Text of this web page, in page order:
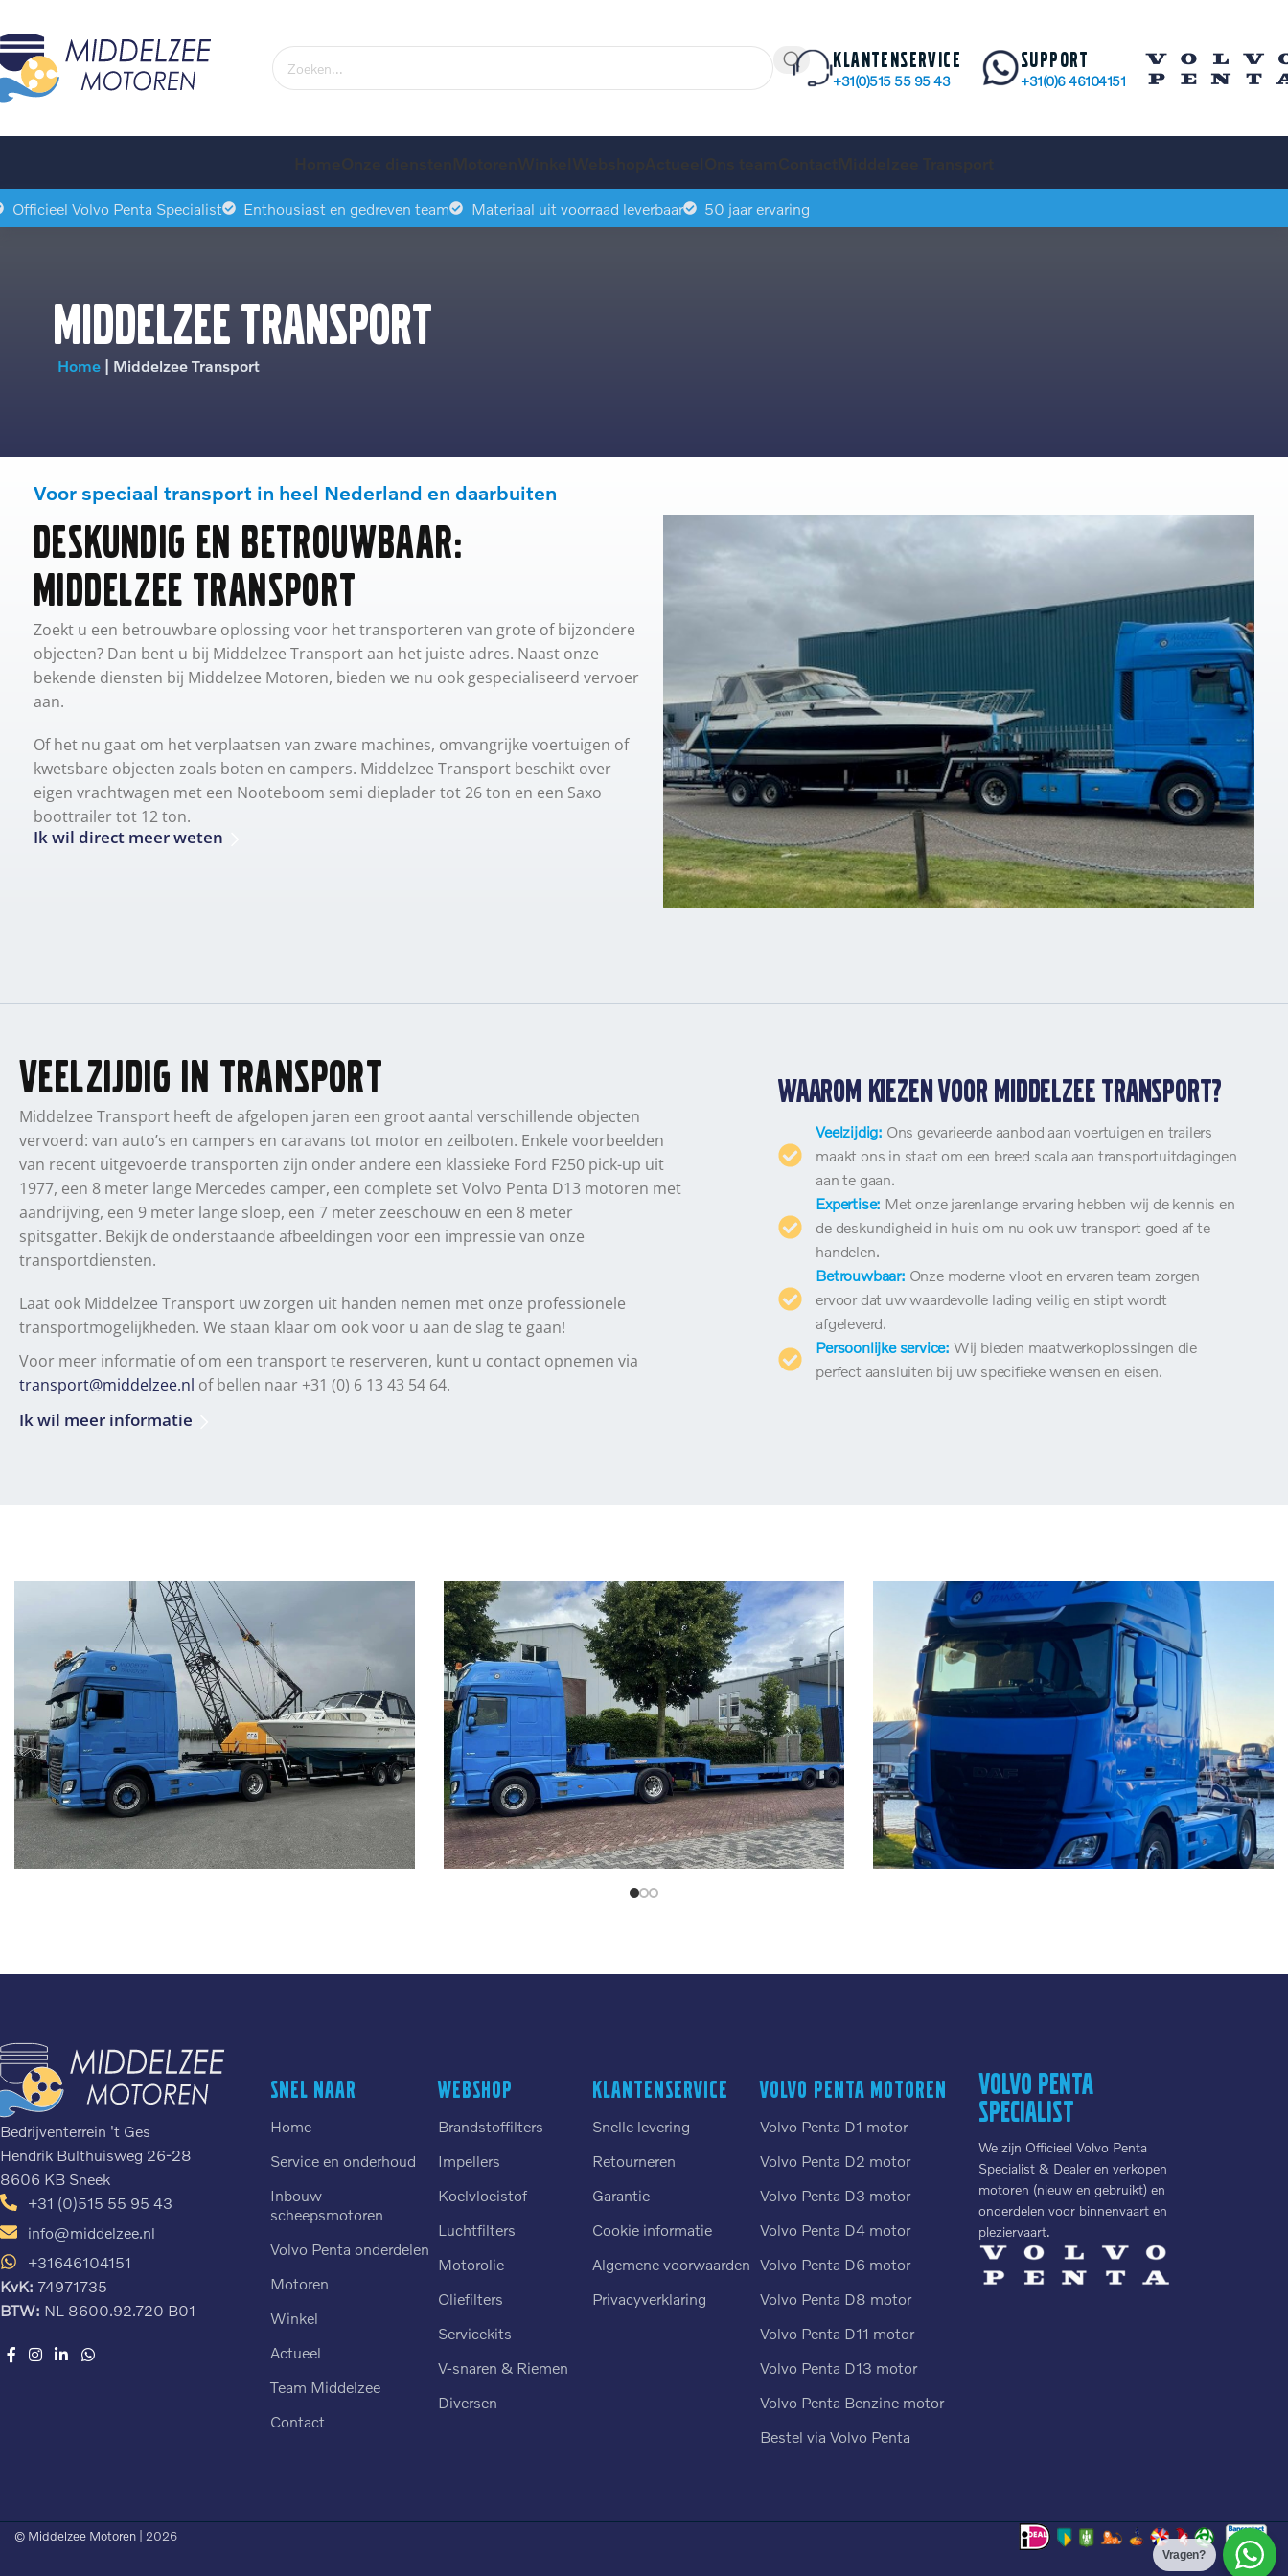
Klantenservice
+31(0)515 55 95 43
Support
+31(0)6 46104151
Officieel Volvo Penta Specialist Enthousiast en gedreven team Materiaal uit voorraad leverbaar 50 jaar ervaring
Middelzee transport
Home | Middelzee Transport
Voor speciaal transport in heel Nederland en daarbuiten
Deskundig en betrouwbaar:
Middelzee Transport
Zoekt u een betrouwbare oplossing voor het transporteren van grote of bijzondere
objecten? Dan bent u bij Middelzee Transport aan het juiste adres. Naast onze
bekende diensten bij Middelzee Motoren, bieden we nu ook gespecialiseerd vervoer
aan.
Of het nu gaat om het verplaatsen van zware machines, omvangrijke voertuigen of
kwetsbare objecten zoals boten en campers. Middelzee Transport beschikt over
eigen vrachtwagen met een Nooteboom semi dieplader tot 26 ton en een Saxo
boottrailer tot 12 ton.
Ik wil direct meer weten
Veelzijdig in transport
Middelzee Transport heeft de afgelopen jaren een groot aantal verschillende objecten
vervoerd: van auto’s en campers en caravans tot motor en zeilboten. Enkele voorbeelden
van recent uitgevoerde transporten zijn onder andere een klassieke Ford F250 pick-up uit
1977, een 8 meter lange Mercedes camper, een complete set Volvo Penta D13 motoren met
aandrijving, een 9 meter lange sloep, een 7 meter zeeschouw en een 8 meter
spitsgatter. Bekijk de onderstaande afbeeldingen voor een impressie van onze
transportdiensten.
Laat ook Middelzee Transport uw zorgen uit handen nemen met onze professionele
transportmogelijkheden. We staan klaar om ook voor u aan de slag te gaan!
Voor meer informatie of om een transport te reserveren, kunt u contact opnemen via
transport@middelzee.nl of bellen naar +31 (0) 6 13 43 54 64.
Ik wil meer informatie
Waarom kiezen voor Middelzee Transport?
Veelzijdig: Ons gevarieerde aanbod aan voertuigen en trailers
maakt ons in staat om een breed scala aan transportuitdagingen
aan te gaan.
Expertise: Met onze jarenlange ervaring hebben wij de kennis en
de deskundigheid in huis om nu ook uw transport goed af te
handelen.
Betrouwbaar: Onze moderne vloot en ervaren team zorgen
ervoor dat uw waardevolle lading veilig en stipt wordt
afgeleverd.
Persoonlijke service: Wij bieden maatwerkoplossingen die
perfect aansluiten bij uw specifieke wensen en eisen.
Bedrijventerrein 't Ges
Hendrik Bulthuisweg 26-28
8606 KB Sneek
+31 (0)515 55 95 43
info@middelzee.nl
+31646104151
KvK: 74971735
BTW: NL 8600.92.720 B01
Snel naar
Home
Service en onderhoud
Inbouw
scheepsmotoren
Volvo Penta onderdelen
Motoren
Winkel
Actueel
Team Middelzee
Contact
Webshop
Brandstoffilters
Impellers
Koelvloeistof
Luchtfilters
Motorolie
Oliefilters
Servicekits
V-snaren & Riemen
Diversen
Klantenservice
Snelle levering
Retourneren
Garantie
Cookie informatie
Algemene voorwaarden
Privacyverklaring
Volvo Penta motoren
Volvo Penta D1 motor
Volvo Penta D2 motor
Volvo Penta D3 motor
Volvo Penta D4 motor
Volvo Penta D6 motor
Volvo Penta D8 motor
Volvo Penta D11 motor
Volvo Penta D13 motor
Volvo Penta Benzine motor
Bestel via Volvo Penta
Volvo Penta
Specialist
We zijn Officieel Volvo Penta
Specialist & Dealer en verkopen
motoren (nieuw en gebruikt) en
onderdelen voor binnenvaart en
pleziervaart.
© Middelzee Motoren | 2026
Vragen?